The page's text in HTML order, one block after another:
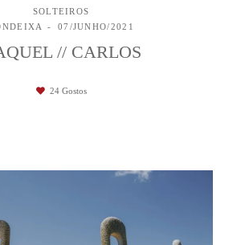
SOLTEIROS
07/JUNHO/2021
// CARLOS
24Gostos